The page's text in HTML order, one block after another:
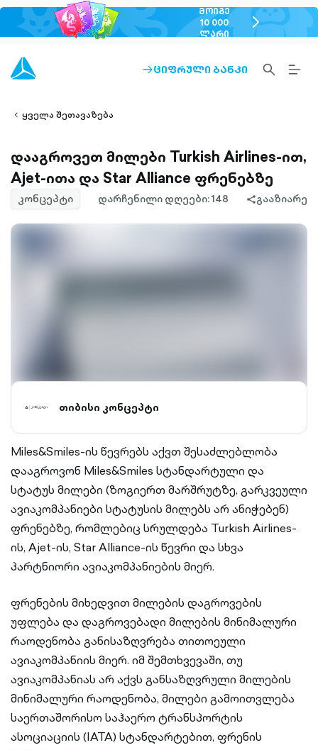
ᲛᲝᲘᲒᲔ
10 000
ᲚᲐᲠᲘ
chevron-
right-
ARROW-
ᲪᲘᲤᲠᲣᲚᲘ ᲑᲐᲜᲙᲘ
SEARCH-
OUTLINED
ყველა შეთავაზება
დააგროვეთ მილები Turkish Airlines-ით,
Ajet-ითა და Star Alliance ფრენებზე
კონცეპტი დარჩენილი დღეები: 148
share-
გააზიარე
თიბისი კონცეპტი
Miles&Smiles-ის წევრებს აქვთ შესაძლებლობა
დააგროვონ Miles&Smiles სტანდარტული და
სტატუს მილები (ზოგიერთ მარშრუტზე, გარკვეული
ავიაკომპანიები სტატუსის მილებს არ ანიჭებენ)
ფრენებზე, რომლებიც სრულდება Turkish Airlines-
ის, Ajet-ის, Star Alliance-ის წევრი და სხვა
პარტნიორი ავიაკომპანიების მიერ.
ფრენების მიხედვით მილების დაგროვების
უფლება და დაგროვებადი მილების მინიმალური
რაოდენობა განისაზღვრება თითოეული
ავიაკომპანიის მიერ. იმ შემთხვევაში, თუ
ავიაკომპანიას არ აქვს განსაზღვრული მილების
მინიმალური რაოდენობა, მილები გამოითვლება
საერთაშორისო საჰაერო ტრანსპორტის
ასოციაციის (IATA) სტანდარტებით, ფრენის